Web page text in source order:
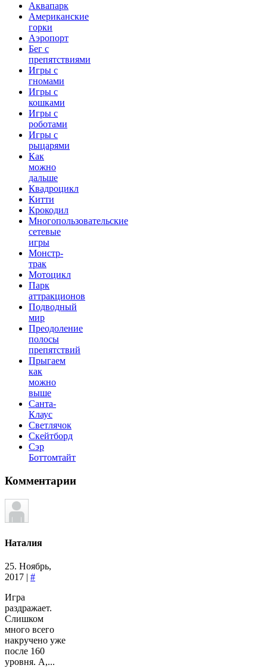
Аквапарк
Американские
горки
Аэропорт
Бег с
препятствиями
Игры с
гномами
Игры с
кошками
Игры с
роботами
Игры с
рыцарями
Как
можно
дальше
Квадроцикл
Китти
Крокодил
Многопользовательские
сетевые
игры
Монстр-
трак
Мотоцикл
Парк
аттракционов
Подводный
мир
Преодоление
полосы
препятствий
Прыгаем
как
можно
выше
Санта-
Клаус
Светлячок
Скейтборд
Сэр
Боттомтайт
Комментарии
Наталия
25. Ноябрь,
2017 | #
Игра
раздражает.
Слишком
много всего
накручено уже
после 160
уровня. А,...